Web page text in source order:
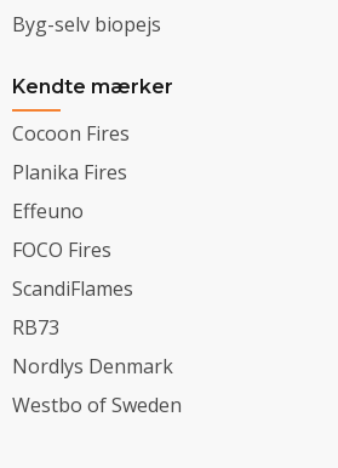
Byg-selv biopejs
Kendte mærker
Cocoon Fires
Planika Fires
Effeuno
FOCO Fires
ScandiFlames
RB73
Nordlys Denmark
Westbo of Sweden